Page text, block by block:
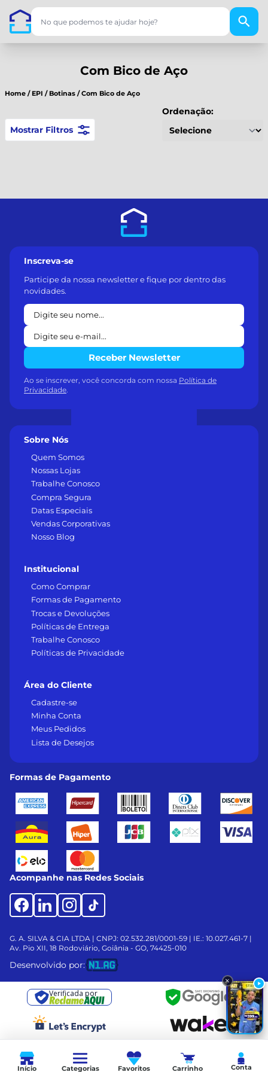
Início Categorias Favoritos Carrinho Conta
Com Bico de Aço
Home / EPI / Botinas /Com Bico de Aço
Mostrar Filtros
Ordenação:
Sobre Nós
Quem Somos
Nossas Lojas
Trabalhe Conosco
Compra Segura
Datas Especiais
Vendas Corporativas
Nosso Blog
Institucional
Como Comprar
Formas de Pagamento
Trocas e Devoluções
Políticas de Entrega
Trabalhe Conosco
Políticas de Privacidade
Área do Cliente
Cadastre-se
Minha Conta
Meus Pedidos
Lista de Desejos
Inscreva-se
Participe da nossa newsletter e fique por dentro das
novidades.
Receber Newsletter
Ao se inscrever, você concorda com nossa Política de
Privacidade.
Formas de Pagamento
Acompanhe nas Redes Sociais
G. A. SILVA & CIA LTDA | CNPJ: 02.532.281/0001-59 | IE.: 10.027.461-7 |
Av. Pio XII, 18 Rodoviário, Goiânia - GO, 74425-010
Desenvolvido por:
Verificada por